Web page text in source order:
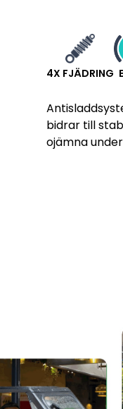
4X FJÄDRING
bidrar till
ojämna